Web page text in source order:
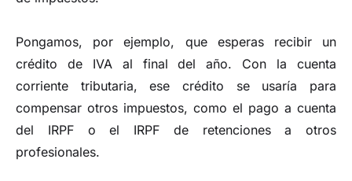
Pongamos, por ejemplo, que esperas recibir un
crédito de IVA al final del año. Con la cuenta
corriente tributaria, ese crédito se usaría para
compensar otros impuestos, como el pago a cuenta
del IRPF o el IRPF de retenciones a otros
profesionales.